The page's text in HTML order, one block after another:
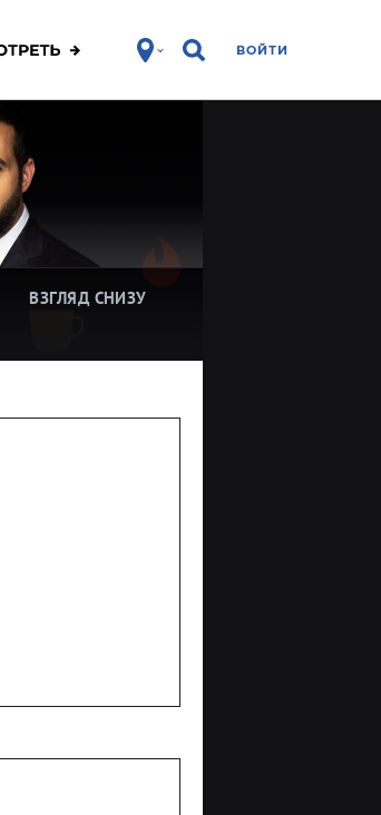
ВОЙТИ
ВЗГЛЯД СНИЗУ